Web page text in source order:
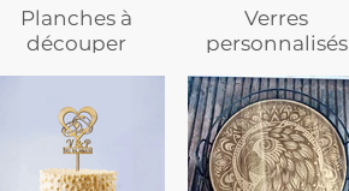
Planches à
découper
Verres
personnalisés